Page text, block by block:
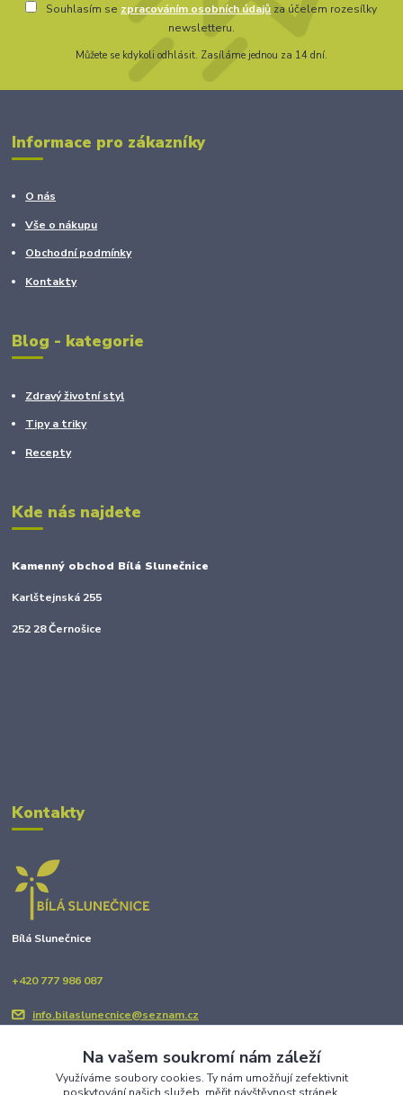
Souhlasím se zpracováním osobních údajů za účelem rozesílky
newsletteru.
Můžete se kdykoli odhlásit. Zasíláme jednou za 14 dní.
Informace pro zákazníky
O nás
Vše o nákupu
Obchodní podmínky
Kontakty
Blog - kategorie
Zdravý životní styl
Tipy a triky
Recepty
Kde nás najdete
Kamenný obchod Bílá Slunečnice
Karlštejnská 255
252 28 Černošice
Kontakty
Bílá Slunečnice
+420 777 986 087
info.bilaslunecnice@seznam.cz
Na vašem soukromí nám záleží
Využíváme soubory cookies. Ty nám umožňují zefektivnit
poskytování našich služeb, měřit návštěvnost stránek,